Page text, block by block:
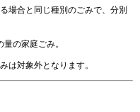
合と同じ種別のごみで、分別
の家庭ごみ。
対象外となります。